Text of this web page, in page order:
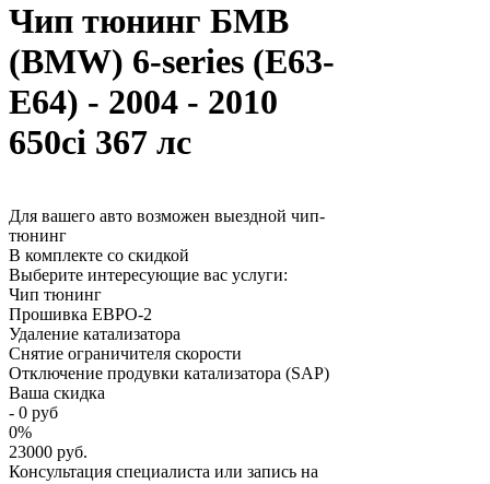
Чип тюнинг БМВ
(BMW) 6-series (E63-
E64) - 2004 - 2010
650ci 367 лс
Для вашего авто возможен выездной чип-
тюнинг
В комплекте со скидкой
Выберите интересующие вас услуги:
Чип тюнинг
Прошивка ЕВРО-2
Удаление катализатора
Снятие ограничителя скорости
Отключение продувки катализатора (SAP)
Ваша скидка
- 0 руб
0%
23000 руб.
Консультация специалиста или запись на